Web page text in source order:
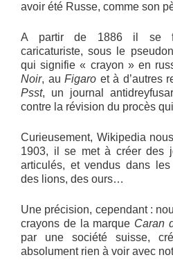
avoir été Russe, comme son
A partir de 1886 il se
caricaturiste, sous le
qui signifie « crayon » en
Noir, au Figaro et à d’autres
Psst, un journal
contre la révision du procès
Curieusement, Wikipedia
1903, il se met à créer des
articulés, et vendus dans
des lions, des ours…
Une précision, cependant :
crayons de la marque Caran
par une société suisse,
absolument rien à voir avec